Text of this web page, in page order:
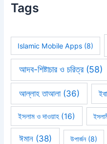
Tags
Islamic Mobile Apps (8)
আদব-শিষ্টাচার ও চরিত্র(58)
আল্লাহ তাআলা(36)
ইসলাম ও দাওয়াহ (16)
ঈমান(38) উপার্জন(8)